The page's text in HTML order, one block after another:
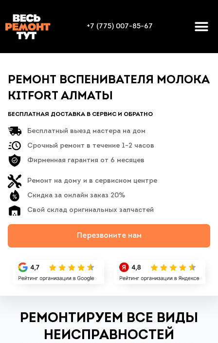
+7 (775) 007-85-67
РЕМОНТ ВСПЕНИВАТЕЛЯ МОЛОКА
KITFORT АЛМАТЫ
БЕСПЛАТНАЯ ДОСТАВКА В СЕРВИС И ОБРАТНО
Бесплатный выезд мастера на дом
Срочный ремонт в течение 1-2 часов
Фирменная гарантия от 6 месяцев
Ремонт на дому и в сервисном центре
Скидка за онлайн заказ 20%
Свой склад оригинальных запчастей
Перезвоните нам
РЕМОНТИРУЕМ ВСЕ ВИДЫ
НЕИСПРАВНОСТЕЙ